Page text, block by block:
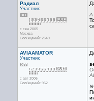
Радиал
Участник
с сен 2005
Москва
Сообщений: 2649
А
AVIAAMATOR
Участник
с авг 2006
Сообщений: 962